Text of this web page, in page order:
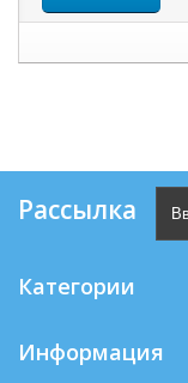
Рассылка
Категории
Информация